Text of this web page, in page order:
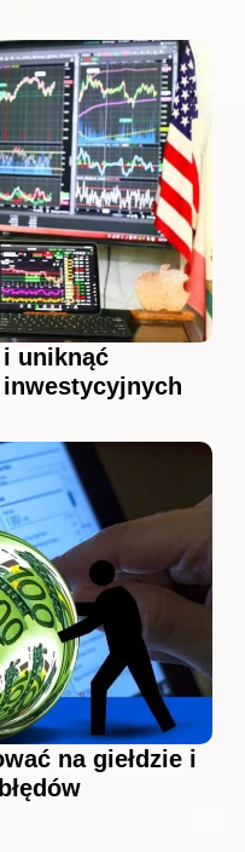
i uniknąć
inwestycyjnych
na giełdzie i